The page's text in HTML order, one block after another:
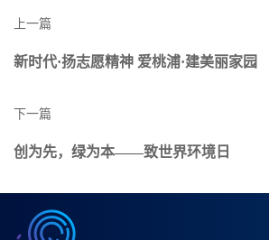
上一篇
新时代·扬志愿精神 爱桃浦·建美丽家园
下一篇
创为先，绿为本——致世界环境日